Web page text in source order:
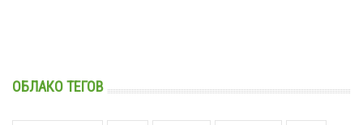
ОБЛАКО ТЕГОВ